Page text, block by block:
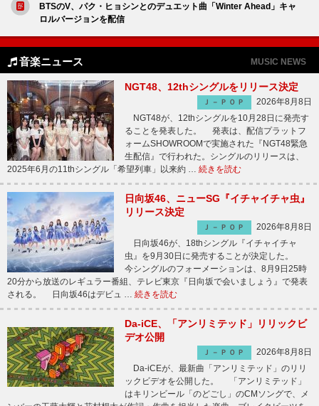
BTSのV、パク・ヒョシンとのデュエット曲「Winter Ahead」キャ
ロルバージョンを配信
音楽ニュース MUSIC NEWS
NGT48、12thシングルをリリース決定
Ｊ－ＰＯＰ
2026年8月8日
NGT48が、12thシングルを10月28日に発売す
ることを発表した。 発表は、配信プラットフ
ォームSHOWROOMで実施された『NGT48緊急
生配信』で行われた。シングルのリリースは、
2025年6月の11thシングル「希望列車」以来約 … 続きを読む
日向坂46、ニューSG『イチャイチャ虫』
リリース決定
Ｊ－ＰＯＰ
2026年8月8日
日向坂46が、18thシングル『イチャイチャ
虫』を9月30日に発売することが決定した。
今シングルのフォーメーションは、8月9日25時
20分から放送のレギュラー番組、テレビ東京『日向坂で会いましょう』で発表
される。 日向坂46はデビュ … 続きを読む
Da-iCE、「アンリミテッド」リリックビ
デオ公開
Ｊ－ＰＯＰ
2026年8月8日
Da-iCEが、最新曲「アンリミテッド」のリリ
ックビデオを公開した。 「アンリミテッド」
はキリンビール「のどごし」のCMソングで、メ